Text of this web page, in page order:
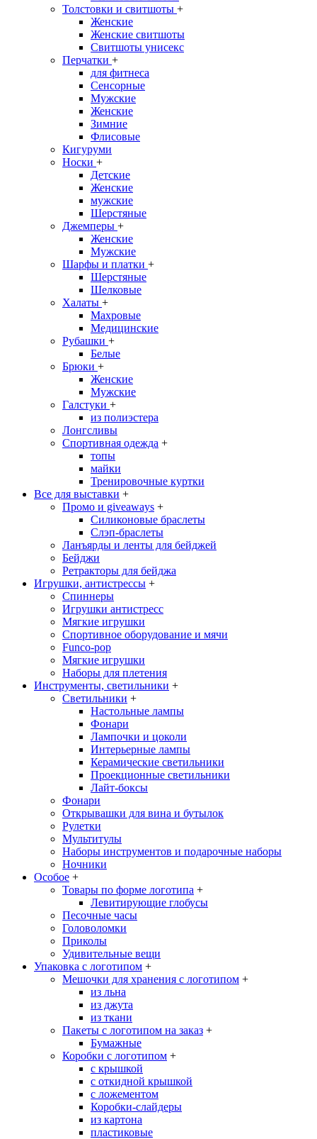
Толстовки и свитшоты +
Женские
Женские свитшоты
Свитшоты унисекс
Перчатки +
для фитнеса
Сенсорные
Мужские
Женские
Зимние
Флисовые
Кигуруми
Носки +
Детские
Женские
мужские
Шерстяные
Джемперы +
Женские
Мужские
Шарфы и платки +
Шерстяные
Шелковые
Халаты +
Махровые
Медицинские
Рубашки +
Белые
Брюки +
Женские
Мужские
Галстуки +
из полиэстера
Лонгсливы
Спортивная одежда +
топы
майки
Тренировочные куртки
Все для выставки +
Промо и giveaways +
Силиконовые браслеты
Cлэп-браслеты
Ланъярды и ленты для бейджей
Бейджи
Ретракторы для бейджа
Игрушки, антистрессы +
Спиннеры
Игрушки антистресс
Мягкие игрушки
Спортивное оборудование и мячи
Funco-pop
Мягкие игрушки
Наборы для плетения
Инструменты, светильники +
Светильники +
Настольные лампы
Фонари
Лампочки и цоколи
Интерьерные лампы
Керамические светильники
Проекционные светильники
Лайт-боксы
Фонари
Открывашки для вина и бутылок
Рулетки
Мультитулы
Наборы инструментов и подарочные наборы
Ночники
Особое +
Товары по форме логотипа +
Левитирующие глобусы
Песочные часы
Головоломки
Приколы
Удивительные вещи
Упаковка с логотипом +
Мешочки для хранения с логотипом +
из льна
из джута
из ткани
Пакеты с логотипом на заказ +
Бумажные
Коробки с логотипом +
с крышкой
с откидной крышкой
с ложементом
Коробки-слайдеры
из картона
пластиковые